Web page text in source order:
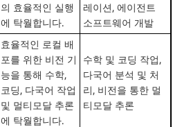
의 효율적인 실행
에 탁월합니다.
레이션, 에이전트
소프트웨어 개발
효율적인 로컬 배
포를 위한 비전 기
능을 통해 수학,
코딩, 다국어 작업
및 멀티모달 추론
에 탁월합니다.
수학 및 코딩 작업,
다국어 분석 및 처
리, 비전을 통한 멀
티모달 추론